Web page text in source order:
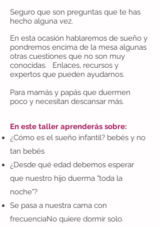
Seguro que son preguntas que te has
hecho alguna vez.
En esta ocasión hablaremos de sueño y
pondremos encima de la mesa algunas
otras cuestiones que no son muy
conocidas. Enlaces, recursos y
expertos que pueden ayudarnos.
Para mamás y papás que duermen
poco y necesitan descansar más.
En este taller aprenderás sobre:
¿Cómo es el sueño infantil? bebés y no
tan bebés
¿Desde qué edad debemos esperar
que nuestro hijo duerma "toda la
noche"?
Se pasa a nuestra cama con
frecuenciaNo quiere dormir solo.